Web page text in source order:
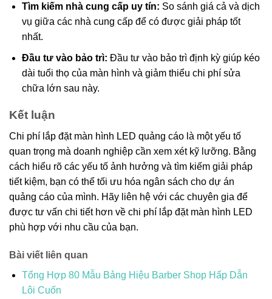
Tìm kiếm nhà cung cấp uy tín: So sánh giá cả và dịch
vụ giữa các nhà cung cấp để có được giải pháp tốt
nhất.
Đầu tư vào bảo trì: Đầu tư vào bảo trì định kỳ giúp kéo
dài tuổi thọ của màn hình và giảm thiểu chi phí sửa
chữa lớn sau này.
Kết luận
Chi phí lắp đặt màn hình LED quảng cáo là một yếu tố
quan trọng mà doanh nghiệp cần xem xét kỹ lưỡng. Bằng
cách hiểu rõ các yếu tố ảnh hưởng và tìm kiếm giải pháp
tiết kiệm, bạn có thể tối ưu hóa ngân sách cho dự án
quảng cáo của mình. Hãy liên hệ với các chuyên gia để
được tư vấn chi tiết hơn về chi phí lắp đặt màn hình LED
phù hợp với nhu cầu của bạn.
Bài viết liên quan
Tổng Hợp 80 Mẫu Bảng Hiệu Barber Shop Hấp Dẫn
Lôi Cuốn